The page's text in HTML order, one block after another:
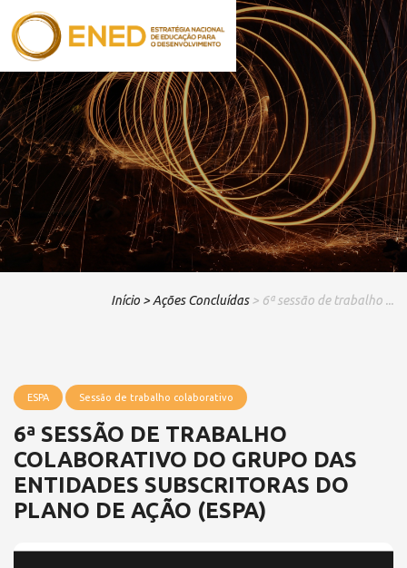
Início > Ações Concluídas > 6ª sessão de trabalho ...
ESPA Sessão de trabalho colaborativo
6ª SESSÃO DE TRABALHO
COLABORATIVO DO GRUPO DAS
ENTIDADES SUBSCRITORAS DO
PLANO DE AÇÃO (ESPA)